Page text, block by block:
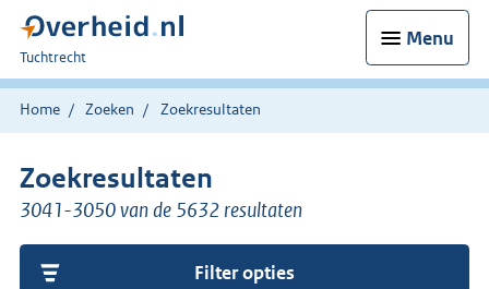
Menu
U
bent
hier:
Tuchtrecht
Home Zoeken Zoekresultaten
Zoekresultaten
3041-3050 van de 5632 resultaten
Filter opties